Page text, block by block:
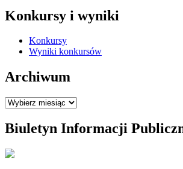
Konkursy i wyniki
Konkursy
Wyniki konkursów
Archiwum
Archiwum
Biuletyn Informacji